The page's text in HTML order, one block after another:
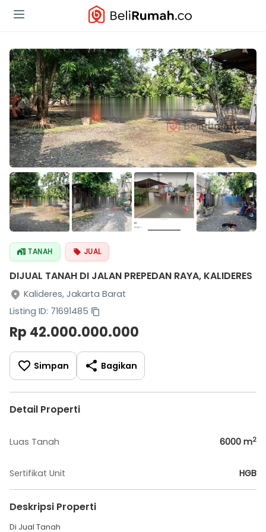
TANAH JUAL
DIJUAL TANAH DI JALAN PREPEDAN RAYA, KALIDERES
Kalideres, Jakarta Barat
Listing ID: 71691485
Rp 42.000.000.000
Simpan Bagikan
Detail Properti
Luas Tanah 6000 m2
Sertifikat Unit HGB
Deskripsi Properti
Di Jual Tanah